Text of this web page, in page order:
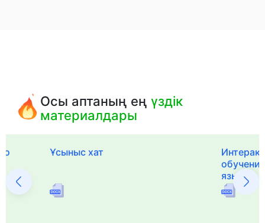
Осы аптаның еңүздік
материалдары
Ұсыныс хат
языка и